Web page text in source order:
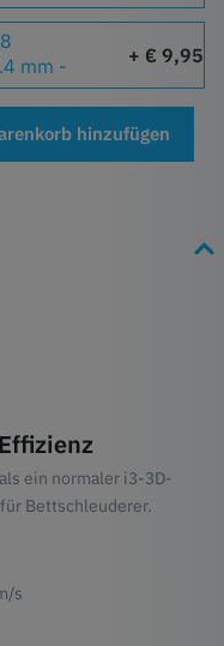
mm -
+ € 9,95
hinzufügen
ein normaler i3-3D-
Bettschleuderer.
s